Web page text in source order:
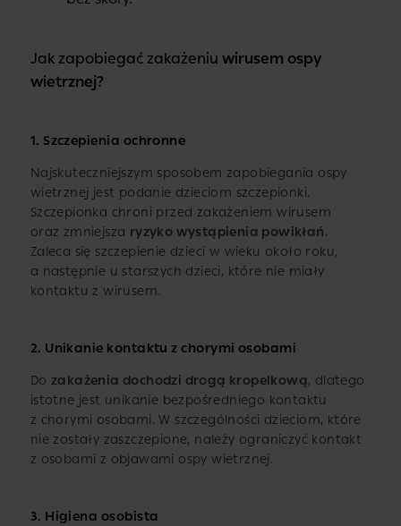
Jak zapobiegać zakażeniu wirusem ospy
wietrznej?
1. Szczepienia ochronne
Najskuteczniejszym sposobem zapobiegania ospy
wietrznej jest podanie dzieciom szczepionki.
Szczepionka chroni przed zakażeniem wirusem
oraz zmniejsza ryzyko wystąpienia powikłań.
Zaleca się szczepienie dzieci w wieku około roku,
a następnie u starszych dzieci, które nie miały
kontaktu z wirusem.
2. Unikanie kontaktu z chorymi osobami
Do zakażenia dochodzi drogą kropelkową, dlatego
istotne jest unikanie bezpośredniego kontaktu
z chorymi osobami. W szczególności dzieciom, które
nie zostały zaszczepione, należy ograniczyć kontakt
z osobami z objawami ospy wietrznej.
3. Higiena osobista